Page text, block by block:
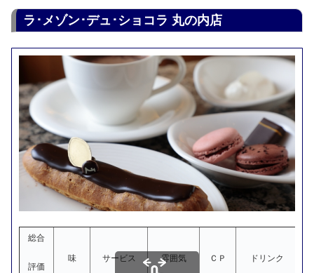
ラ･メゾン･デュ･ショコラ 丸の内店
総合
評価
味 サービス 雰囲気 ＣＰ ドリンク